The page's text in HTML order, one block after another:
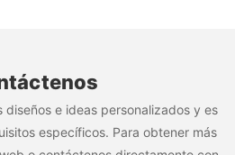
diseños e ideas personalizados y es
específicos. Para obtener más